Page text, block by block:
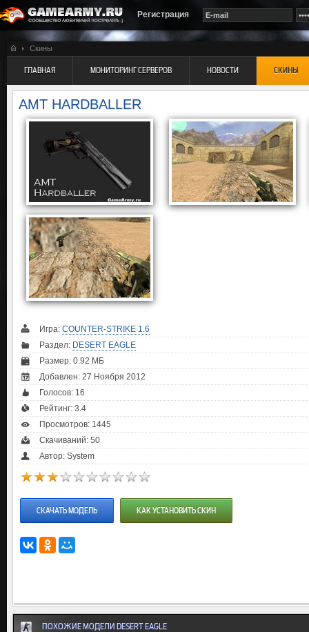
Регистрация
Скины
ГЛАВНАЯ МОНИТОРИНГ СЕРВЕРОВ НОВОСТИ СКИНЫ
AMT HARDBALLER
Игра: COUNTER-STRIKE 1.6
Раздел: DESERT EAGLE
Размер: 0.92 МБ
Добавлен: 27 Ноября 2012
Голосов: 16
Рейтинг: 3.4
Просмотров: 1445
Скачиваний: 50
Автор: System
СКАЧАТЬ МОДЕЛЬ КАК УСТАНОВИТЬ СКИН
ПОХОЖИЕ МОДЕЛИ DESERT EAGLE